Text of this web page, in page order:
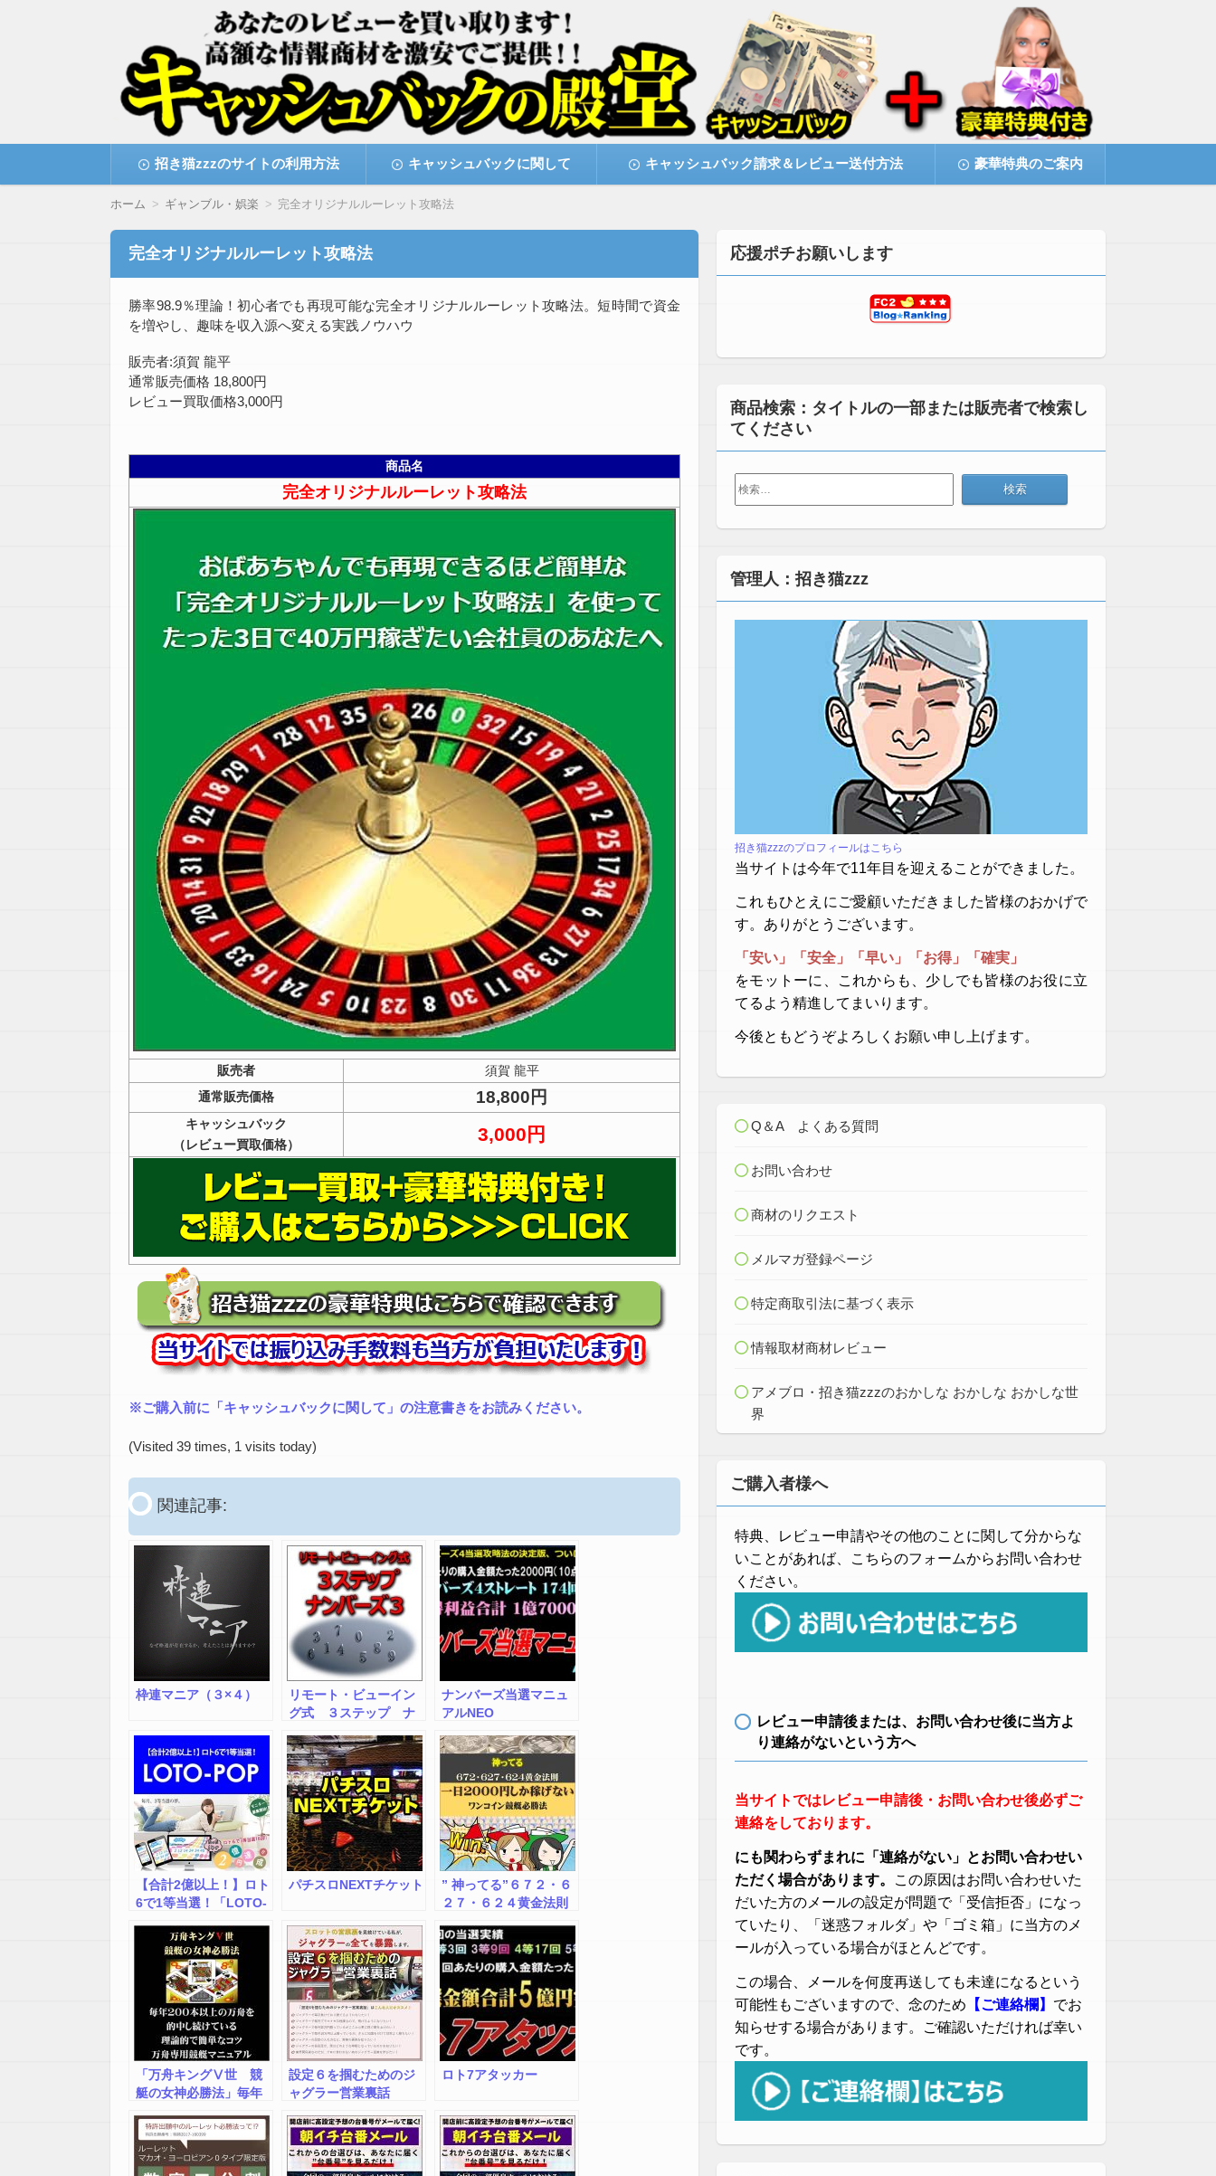
情報商材激安サイト・キャッシュバックの殿堂
高額な情報商材をレビューを買い取ることで激安で購入できます
テ
招き猫zzzのサイトの利用方法 キャッシュバックに関して キャッシュバック請求＆レビュー送付方法 豪華特典のご案内
ホーム ギャンブル・娯楽 完全オリジナルルーレット攻略法
完全オリジナルルーレット攻略法
勝率98.9％理論！初心者でも再現可能な完全オリジナルルーレット攻略法。短時間で資金
を増やし、趣味を収入源へ変える実践ノウハウ
販売者:須賀 龍平
通常販売価格 18,800円
レビュー買取価格3,000円
商品名
完全オリジナルルーレット攻略法
販売者
須賀 龍平
通常販売価格
18,800円
キャッシュバック
（レビュー買取価格）
3,000円
※ご購入前に「キャッシュバックに関して」の注意書きをお読みください。
(Visited 39 times, 1 visits today)
関連記事:
枠連マニア（３×４）
リモート・ビューイン
グ式 ３ステップ ナ
ナンバーズ当選マニュ
アルNEO
【合計2億以上！】ロト
6で1等当選！「LOTO-
パチスロNEXTチケット
” 神ってる”６７２・６
２７・６２４黄金法則
稼げないワンコイン競
艇必勝法」
「万舟キングⅤ世 競
艇の女神必勝法」毎年
的中し続けている理論
的で簡単なコツ
設定６を掴むためのジ
ャグラー営業裏話
ロト7アタッカー
応援ポチお願いします
商品検索：タイトルの一部または販売者で検索し
てください
検
索:
管理人：招き猫zzz
招き猫zzzのプロフィールはこちら
当サイトは今年で11年目を迎えることができました。
これもひとえにご愛顧いただきました皆様のおかげで
す。ありがとうございます。
「安い」「安全」「早い」「お得」「確実」
をモットーに、これからも、少しでも皆様のお役に立
てるよう精進してまいります。
今後ともどうぞよろしくお願い申し上げます。
Q＆A よくある質問
お問い合わせ
商材のリクエスト
メルマガ登録ページ
特定商取引法に基づく表示
情報取材商材レビュー
アメブロ・招き猫zzzのおかしな おかしな おかしな世
界
ご購入者様へ
特典、レビュー申請やその他のことに関して分からな
いことがあれば、こちらのフォームからお問い合わせ
ください。
レビュー申請後または、お問い合わせ後に当方よ
り連絡がないという方へ
当サイトではレビュー申請後・お問い合わせ後必ずご
連絡をしております。
にも関わらずまれに「連絡がない」とお問い合わせい
ただく場合があります。
この原因はお問い合わせいた
だいた方のメールの設定が問題で「受信拒否」になっ
ていたり、「迷惑フォルダ」や「ゴミ箱」に当方のメ
ールが入っている場合がほとんどです。
この場合、メールを何度再送しても未達になるという
可能性もございますので、念のため 【ご連絡欄】 でお
知らせする場合があります。ご確認いただければ幸い
です。